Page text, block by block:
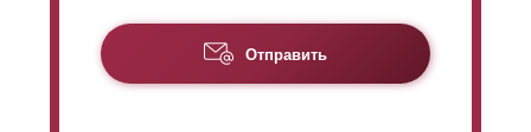
Отправить